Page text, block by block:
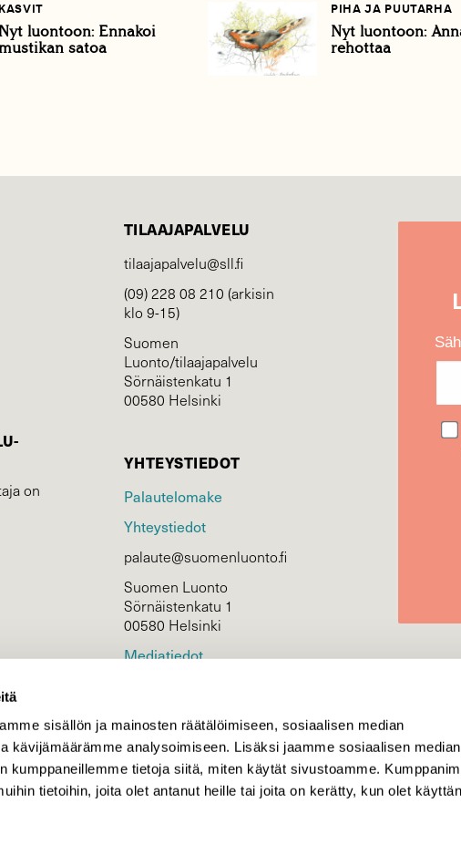
sisällön ja mainosten räätälöimiseen, sosiaalisen median
kävijämäärämme analysoimiseen. Lisäksi jaamme sosiaalisen
kumppaneillemme tietoja siitä, miten käytät sivustoamme.
tietoihin, joita olet antanut heille tai joita on kerätty, kun olet
KASVIT
Nyt luontoon: Ennakoi
satoa
PIHA JA PUUTARHA
Nyt luontoon:
rehottaa
on
TILAAJAPALVELU
tilaajapalvelu@sll.fi
(09) 228 08 210 (arkisin
klo 9-15)
Suomen
Luonto/tilaajapalvelu
Sörnäistenkatu 1
00580 Helsinki
YHTEYSTIEDOT
Palautelomake
Yhteystiedot
palaute@suomenluonto.fi
Suomen Luonto
Sörnäistenkatu 1
00580 Helsinki
Mediatiedot
KIRJAUDU